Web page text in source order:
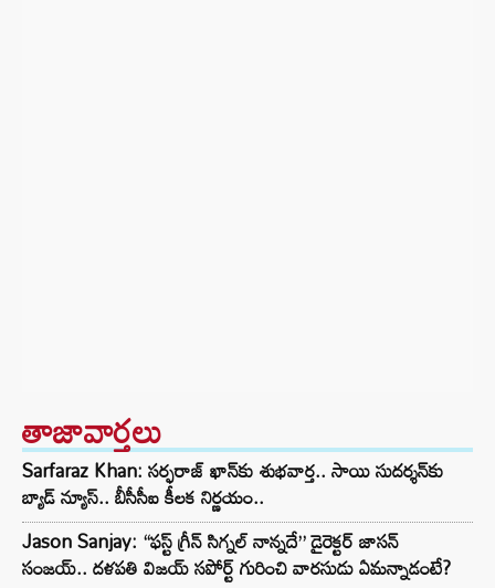
తాజావార్తలు
Sarfaraz Khan: సర్ఫరాజ్ ఖాన్‌‌కు శుభవార్త.. సాయి సుదర్శన్‌కు
బ్యాడ్ న్యూస్.. బీసీసీఐ కీలక నిర్ణయం..
Jason Sanjay: “ఫస్ట్ గ్రీన్ సిగ్నల్ నాన్నదే” డైరెక్టర్‌ జాసన్
సంజయ్.. దళపతి విజయ్ సపోర్ట్ గురించి వారసుడు ఏమన్నాడంటే?